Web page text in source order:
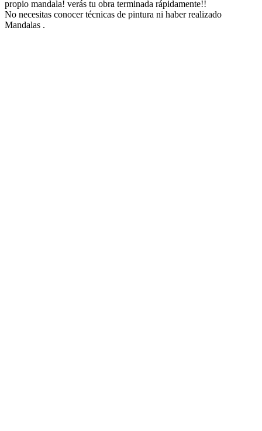
propio mandala! verás tu obra terminada rápidamente!!
No necesitas conocer técnicas de pintura ni haber realizado
Mandalas .